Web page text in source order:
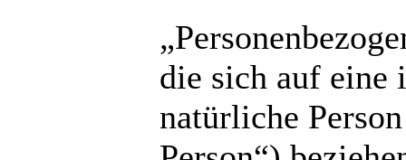
die sich auf
natürliche